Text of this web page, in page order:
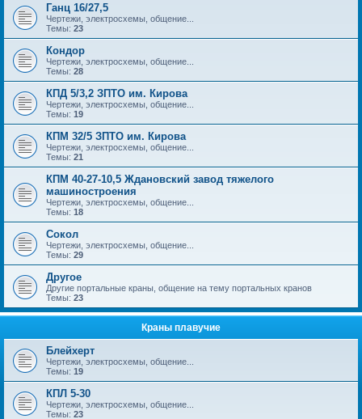
Ганц 16/27,5
Чертежи, электросхемы, общение...
Темы: 23
Кондор
Чертежи, электросхемы, общение...
Темы: 28
КПД 5/3,2 ЗПТО им. Кирова
Чертежи, электросхемы, общение...
Темы: 19
КПМ 32/5 ЗПТО им. Кирова
Чертежи, электросхемы, общение...
Темы: 21
КПМ 40-27-10,5 Ждановский завод тяжелого
машиностроения
Чертежи, электросхемы, общение...
Темы: 18
Сокол
Чертежи, электросхемы, общение...
Темы: 29
Другое
Другие портальные краны, общение на тему портальных кранов
Темы: 23
Краны плавучие
Блейхерт
Чертежи, электросхемы, общение...
Темы: 19
КПЛ 5-30
Чертежи, электросхемы, общение...
Темы: 23